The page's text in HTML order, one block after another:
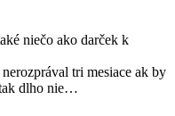
niečo ako darček k
tri mesiace ak by
dlho nie…